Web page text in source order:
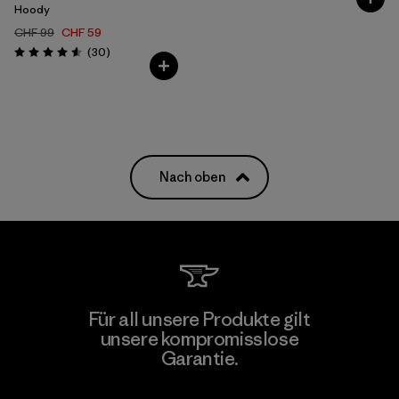
Hoody
CHF 99 CHF 59
Bewertung: 4.6 / 5
(30Rezensionen
)
Nach oben
Für all unsere Produkte gilt
unsere kompromisslose
Garantie.